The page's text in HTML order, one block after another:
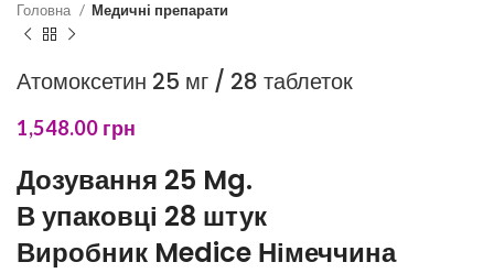
Головна Медичні препарати
Атомоксетин 25 мг / 28 таблеток
1,548.00 грн
Дозування 25 Mg.
В упаковці 28 штук
Виробник Medice Німеччина